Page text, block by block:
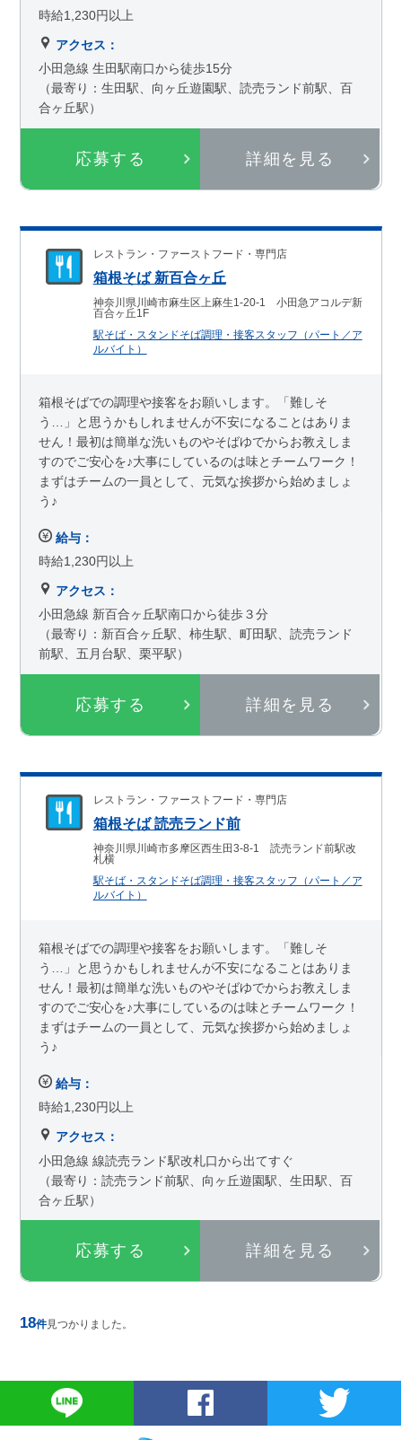
応募する 詳細を見る
時給1,230円以上
アクセス：
小田急線 生田駅南口から徒歩15分
（最寄り：生田駅、向ヶ丘遊園駅、読売ランド前駅、百
合ヶ丘駅）
レストラン・ファーストフード・専門店
箱根そば 新百合ヶ丘
神奈川県川崎市麻生区上麻生1-20-1 小田急アコルデ新
百合ヶ丘1F
駅そば・スタンドそば調理・接客スタッフ（パート／ア
ルバイト）
応募する 詳細を見る
箱根そばでの調理や接客をお願いします。「難しそ
う…」と思うかもしれませんが不安になることはありま
せん！最初は簡単な洗いものやそばゆでからお教えしま
すのでご安心を♪大事にしているのは味とチームワーク！
まずはチームの一員として、元気な挨拶から始めましょ
う♪
給与：
時給1,230円以上
アクセス：
小田急線 新百合ヶ丘駅南口から徒歩３分
（最寄り：新百合ヶ丘駅、柿生駅、町田駅、読売ランド
前駅、五月台駅、栗平駅）
レストラン・ファーストフード・専門店
箱根そば 読売ランド前
神奈川県川崎市多摩区西生田3-8-1 読売ランド前駅改
札横
駅そば・スタンドそば調理・接客スタッフ（パート／ア
ルバイト）
応募する 詳細を見る
箱根そばでの調理や接客をお願いします。「難しそ
う…」と思うかもしれませんが不安になることはありま
せん！最初は簡単な洗いものやそばゆでからお教えしま
すのでご安心を♪大事にしているのは味とチームワーク！
まずはチームの一員として、元気な挨拶から始めましょ
う♪
給与：
時給1,230円以上
アクセス：
小田急線 線読売ランド駅改札口から出てすぐ
（最寄り：読売ランド前駅、向ヶ丘遊園駅、生田駅、百
合ヶ丘駅）
18件見つかりました。